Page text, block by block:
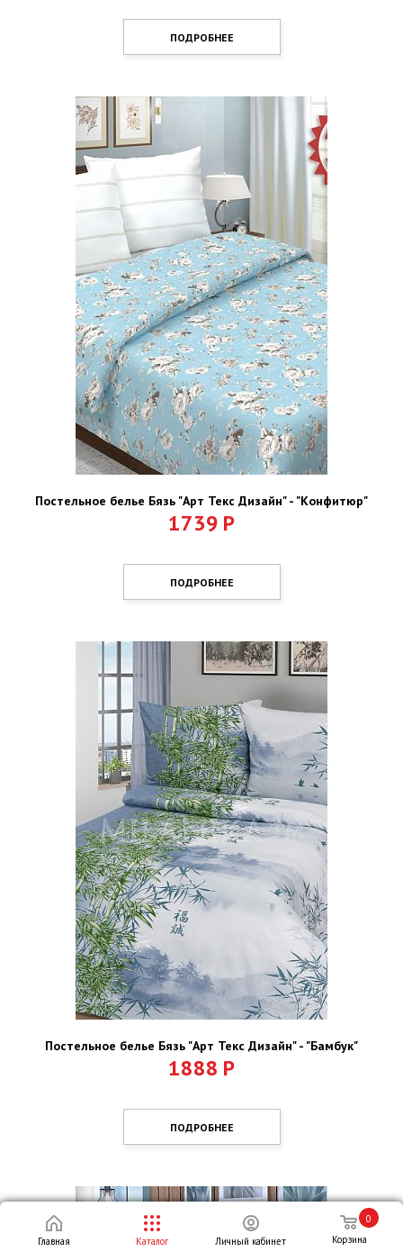
ПОДРОБНЕЕ
Постельное белье Бязь "Арт Текс Дизайн" - "Конфитюр"
1739 Р
ПОДРОБНЕЕ
Постельное белье Бязь "Арт Текс Дизайн" - "Бамбук"
1888 Р
ПОДРОБНЕЕ
Главная Каталог Личный кабинет
0
Корзина